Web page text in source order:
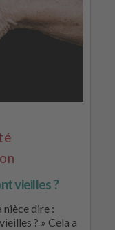
vieilles ?
nièce dire :
? » Cela a